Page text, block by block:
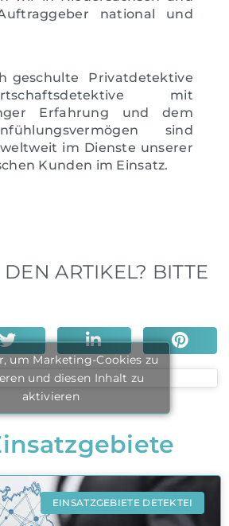
national und
geschulte Privatdetektive
mit
Erfahrung und dem
sind
im Dienste unserer
Kunden im Einsatz.
ARTIKEL? BITTE
um Marketing-Cookies zu
und diesen Inhalt zu
aktivieren
EINSATZGEBIETE DETEKTEI